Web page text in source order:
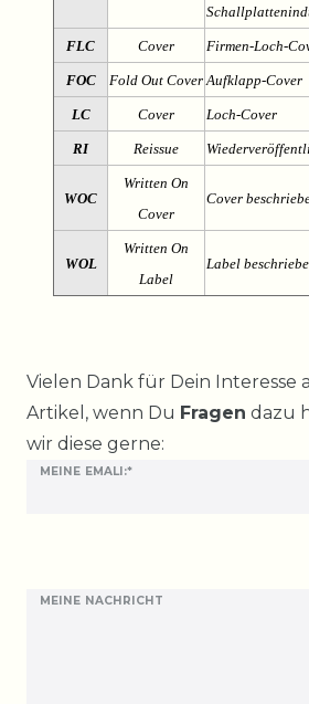
FLC Cover Firmen-Loch-
FOC Fold Out Cover Aufklapp-Cover
LC Cover Loch-Cover
RI Reissue
WOC
Written On
Cover
Cover
WOL
Written On
Label
Label
Vielen Dank für Dein Interesse
Artikel, wenn Du Fragen dazu
wir diese gerne:
MEINE EMALI:*
MEINE NACHRICHT